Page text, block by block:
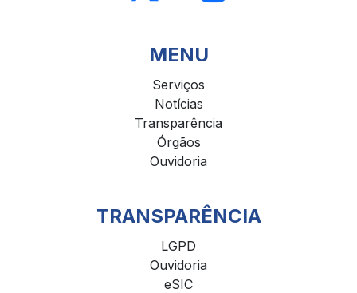
MENU
Serviços
Notícias
Transparência
Órgãos
Ouvidoria
TRANSPARÊNCIA
LGPD
Ouvidoria
eSIC